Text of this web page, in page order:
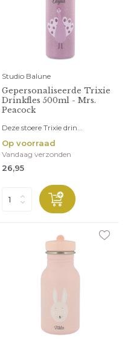
Studio Balune
Gepersonaliseerde Trixie
Drinkfles 500ml - Mrs.
Peacock
Deze stoere Trixie drin...
Op voorraad
Vandaag verzonden
26,95